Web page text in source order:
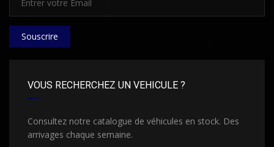
Souscrire
VOUS RECHERCHEZ UN VEHICULE ?
Consultez notre catalogue de véhicules en stock. Des
arrivages chaque semaine.